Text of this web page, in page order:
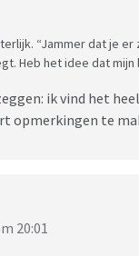
“Jammer dat je
Heb het idee dat
ik vind het
opmerkingen te
20:01